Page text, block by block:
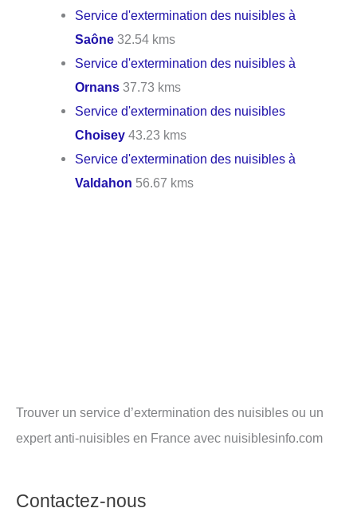
Service d'extermination des nuisibles à
Saône 32.54 kms
Service d'extermination des nuisibles à
Ornans 37.73 kms
Service d'extermination des nuisibles
Choisey 43.23 kms
Service d'extermination des nuisibles à
Valdahon 56.67 kms
Trouver un service d’extermination des nuisibles ou un
expert anti-nuisibles en France avec nuisiblesinfo.com
Contactez-nous